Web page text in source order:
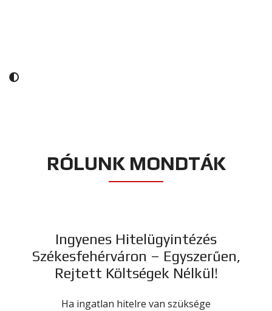
RÓLUNK MONDTÁK
Ingyenes Hitelügyintézés
Székesfehérváron – Egyszerűen,
Rejtett Költségek Nélkül!
Ha ingatlan hitelre van szüksége